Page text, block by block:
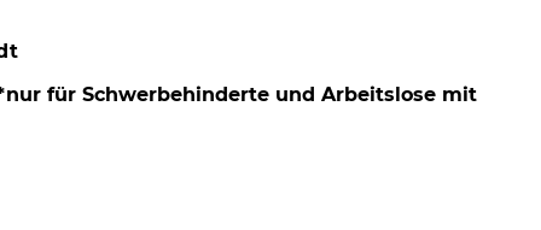
nach
für Schwerbehinderte und Arbeitslose mit